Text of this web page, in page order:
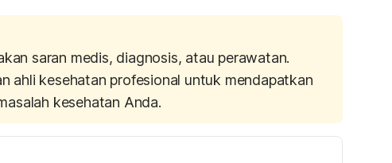
saran medis, diagnosis, atau perawatan.
ahli kesehatan profesional untuk mendapatkan
kesehatan Anda.